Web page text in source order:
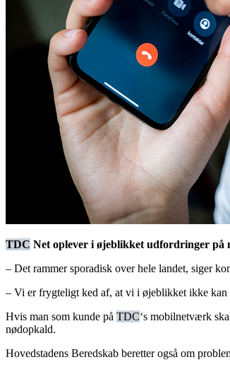
TDC Net oplever i øjeblikket udfordringer på
– Det rammer sporadisk over hele landet, siger
– Vi er frygteligt ked af, at vi i øjeblikket ikke kan
Hvis man som kunde på TDC‘s mobilnetværk
nødopkald.
Hovedstadens Beredskab beretter også om